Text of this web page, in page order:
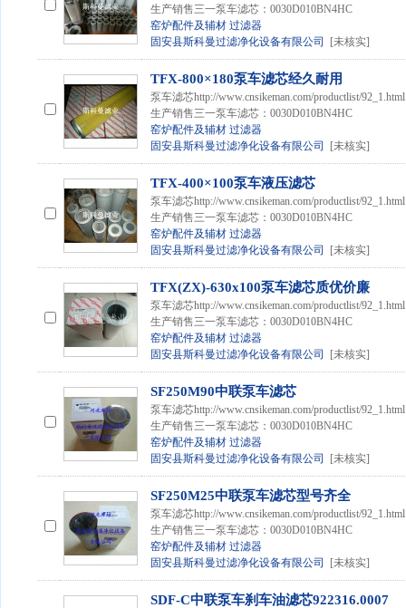
生产销售三一泵车滤芯：0030D010BN4HC
窑炉配件及辅材 过滤器
固安县斯科曼过滤净化设备有限公司
[未核实]
TFX-800×180泵车滤芯经久耐用
泵车滤芯http://www.cnsikeman.com/productlist/
生产销售三一泵车滤芯：0030D010BN4HC
窑炉配件及辅材 过滤器
固安县斯科曼过滤净化设备有限公司
[未核实]
TFX-400×100泵车液压滤芯
泵车滤芯http://www.cnsikeman.com/productlist/
生产销售三一泵车滤芯：0030D010BN4HC
窑炉配件及辅材 过滤器
固安县斯科曼过滤净化设备有限公司
[未核实]
TFX(ZX)-630x100泵车滤芯质优价廉
泵车滤芯http://www.cnsikeman.com/productlist/
生产销售三一泵车滤芯：0030D010BN4HC
窑炉配件及辅材 过滤器
固安县斯科曼过滤净化设备有限公司
[未核实]
SF250M90中联泵车滤芯
泵车滤芯http://www.cnsikeman.com/productlist/
生产销售三一泵车滤芯：0030D010BN4HC
窑炉配件及辅材 过滤器
固安县斯科曼过滤净化设备有限公司
[未核实]
SF250M25中联泵车滤芯型号齐全
泵车滤芯http://www.cnsikeman.com/productlist/
生产销售三一泵车滤芯：0030D010BN4HC
窑炉配件及辅材 过滤器
固安县斯科曼过滤净化设备有限公司
[未核实]
SDF-C中联泵车刹车油滤芯922316.0007